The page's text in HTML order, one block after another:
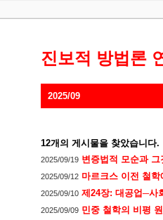
진보적 방법론
2025/09
12개의 게시물을 찾았습니다.
2025/09/19 변증법적 모순과
2025/09/12 마르크스 이전 철
2025/09/10 제24장: 대공업─사
2025/09/09 민중 철학의 비평